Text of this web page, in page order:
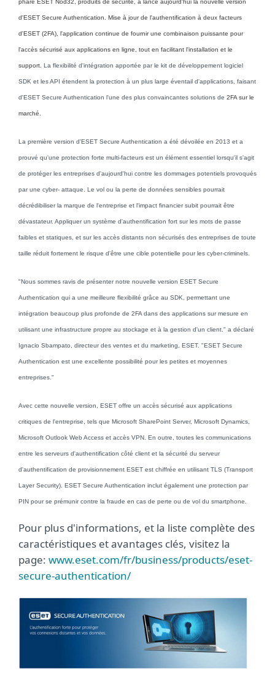
phare ESET Nod32, produits de sécurité, a lancé aujourd'hui la nouvelle version
d'ESET Secure Authentication. Mise à jour de l'authentification à deux facteurs
d'ESET (2FA), l'application continue de fournir une combinaison puissante pour
l'accès sécurisé aux applications en ligne, tout en facilitant l'installation et le
support. La flexibilité d'intégration apportée par le kit de développement logiciel
SDK et les API étendent la protection à un plus large éventail d'applications, faisant
d'ESET Secure Authentication l'une des plus convaincantes solutions de 2FA sur le
marché.
La première version d'ESET Secure Authentication a été dévoilée en 2013 et a
prouvé qu'une protection forte multi-facteurs est un élément essentiel lorsqu'il s'agit
de protéger les entreprises d'aujourd'hui contre les dommages potentiels provoqués
par une cyber- attaque. Le vol ou la perte de données sensibles pourrait
décrédibiliser la marque de l'entreprise et l'impact financier subit pourrait être
dévastateur. Appliquer un système d'authentification fort sur les mots de passe
faibles et statiques, et sur les accès distants non sécurisés des entreprises de toute
taille réduit fortement le risque d'être une cible potentielle pour les cyber-criminels.
"Nous sommes ravis de présenter notre nouvelle version ESET Secure
Authentication qui a une meilleure flexibilité grâce au SDK, permettant une
intégration beaucoup plus profonde de 2FA dans des applications sur mesure en
utilisant une infrastructure propre au stockage et à la gestion d'un client." a déclaré
Ignacio Sbampato, directeur des ventes et du marketing, ESET. "ESET Secure
Authentication est une excellente possibilité pour les petites et moyennes
entreprises."
Avec cette nouvelle version, ESET offre un accès sécurisé aux applications
critiques de l'entreprise, tels que Microsoft SharePoint Server, Microsoft Dynamics,
Microsoft Outlook Web Access et accès VPN. En outre, toutes les communications
entre les serveurs d'authentification côté client et la sécurité du serveur
d'authentification de provisionnement ESET est chiffrée en utilisant TLS (Transport
Layer Security). ESET Secure Authentication inclut également une protection par
PIN pour se prémunir contre la fraude en cas de perte ou de vol du smartphone.
Pour plus d'informations, et la liste complète des
caractéristiques et avantages clés, visitez la
page: www.eset.com/fr/business/products/eset-
secure-authentication/